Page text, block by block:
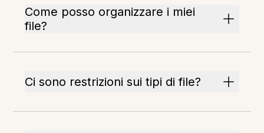
Come posso organizzare i miei
file?
Ci sono restrizioni sui tipi di file?